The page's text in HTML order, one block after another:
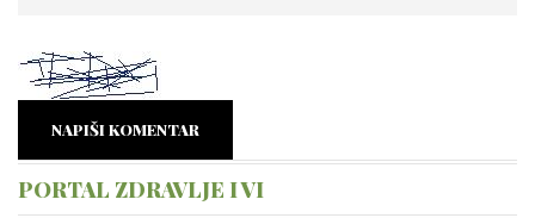
NAPIŠI KOMENTAR
PORTAL ZDRAVLJE I VI